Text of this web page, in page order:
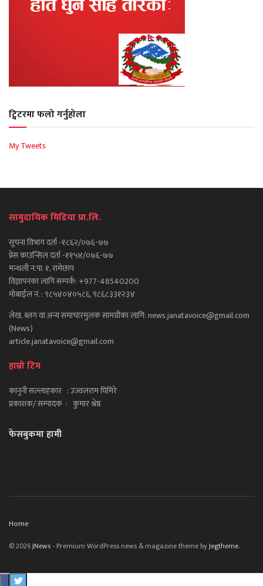
ट्विटरमा फलो गर्नुहोला
My Tweets
सामुदायिक मिडिया प्रा.लि.
सूचना विभाग दर्ता -१८६२/०७६-७७
प्रेस काउन्सिल दर्ता -११५४/०७६-७७
मन्थली न.पा. १, रामेछाप
विज्ञापनका लागि सम्पर्क: +977-48540200
मोबाईल नं. : ९८५४०४०५८६, ९८६८३३१२३४
लेख, ब्लग वा अन्य समाचारमुलक सामग्रीका लागि: news.janatavoice@gmail.com
(News)
article.janatavoice@gmail.com
हाम्रो टिम
कानुनी सल्लाहकार : उज्वलराम घिमिरे
प्रकाशक/ सम्पादक : कुमार श्रेष्ठ
फेसबुकमा हामी
Home
© 2026JNews - Premium WordPress news & magazine theme byJegtheme.